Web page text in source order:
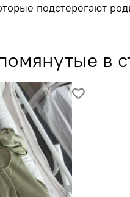
подстерегают
в